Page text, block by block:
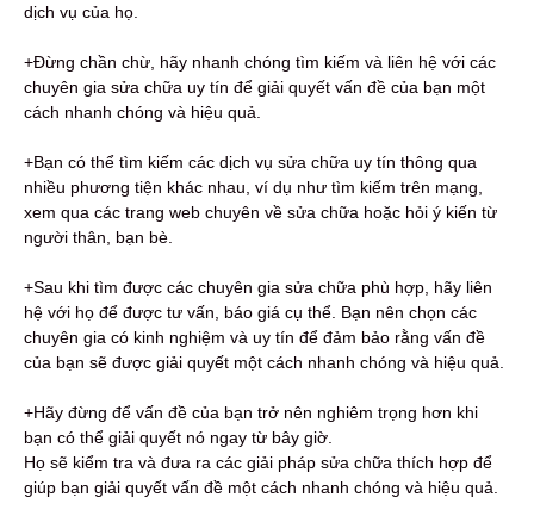
dịch vụ của họ.
+Đừng chần chừ, hãy nhanh chóng tìm kiếm và liên hệ với các
chuyên gia sửa chữa uy tín để giải quyết vấn đề của bạn một
cách nhanh chóng và hiệu quả.
+Bạn có thể tìm kiếm các dịch vụ sửa chữa uy tín thông qua
nhiều phương tiện khác nhau, ví dụ như tìm kiếm trên mạng,
xem qua các trang web chuyên về sửa chữa hoặc hỏi ý kiến từ
người thân, bạn bè.
+Sau khi tìm được các chuyên gia sửa chữa phù hợp, hãy liên
hệ với họ để được tư vấn, báo giá cụ thể. Bạn nên chọn các
chuyên gia có kinh nghiệm và uy tín để đảm bảo rằng vấn đề
của bạn sẽ được giải quyết một cách nhanh chóng và hiệu quả.
+Hãy đừng để vấn đề của bạn trở nên nghiêm trọng hơn khi
bạn có thể giải quyết nó ngay từ bây giờ.
Họ sẽ kiểm tra và đưa ra các giải pháp sửa chữa thích hợp để
giúp bạn giải quyết vấn đề một cách nhanh chóng và hiệu quả.